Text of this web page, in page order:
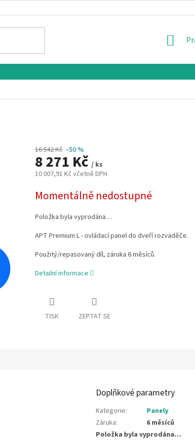
16 542 Kč –50 %
8 271 Kč / ks
10 007,91 Kč včetně DPH
cena:
Momentálně nedostupné
Položka byla vyprodána…
APT Premium L - ovládací panel do dveří rozvaděče.
Použitý/repasovaný díl, záruka 6 měsíců.
Detailní informace
TISK ZEPTAT SE
Doplňkové parametry
Kategorie:
Panely
Záruka:
6 měsíců
Položka byla vyprodána…